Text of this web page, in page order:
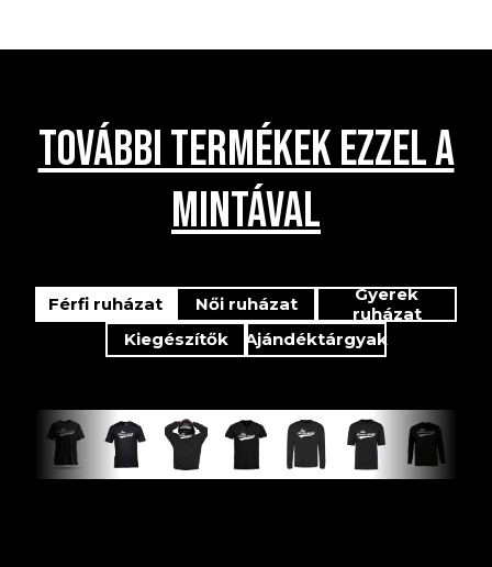
TOVÁBBI TERMÉKEK EZZEL A
MINTÁVAL
Férfi ruházat Női ruházat
Gyerek
ruházat
Kiegészítők
Ajándéktárgyak